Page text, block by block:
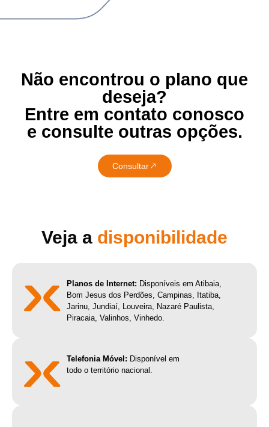
Não encontrou o plano que
deseja?
Entre em contato conosco
e consulte outras opções.
Consultar
Veja a disponibilidade
Planos de Internet: Disponíveis em Atibaia,
Bom Jesus dos Perdões, Campinas, Itatiba,
Jarinu, Jundiaí, Louveira, Nazaré Paulista,
Piracaia, Valinhos, Vinhedo.
Telefonia Móvel: Disponível em
todo o território nacional.